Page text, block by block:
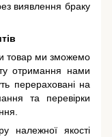
виявлення браку
товар ми зможемо
отримання нами
перераховані на
та перевірки
належної якості